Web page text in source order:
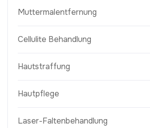
Muttermalentfernung
Cellulite Behandlung
Hautstraffung
Hautpflege
Laser-Faltenbehandlung